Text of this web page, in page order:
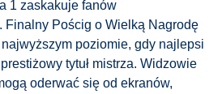
1 zaskakuje fanów
Finalny Pościg o Wielką Nagrodę
poziomie, gdy najlepsi
tytuł mistrza. Widzowie
oderwać się od ekranów,